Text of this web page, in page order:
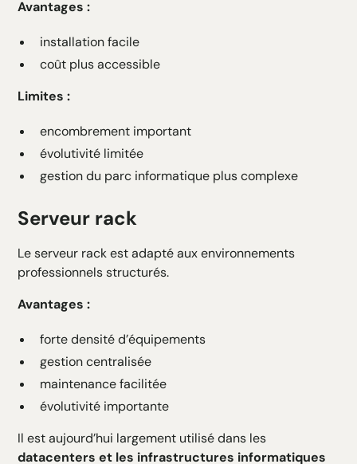
Avantages :
installation facile
coût plus accessible
Limites :
encombrement important
évolutivité limitée
gestion du parc informatique plus complexe
Serveur rack
Le serveur rack est adapté aux environnements
professionnels structurés.
Avantages :
forte densité d’équipements
gestion centralisée
maintenance facilitée
évolutivité importante
Il est aujourd’hui largement utilisé dans les
datacenters et les infrastructures informatiques